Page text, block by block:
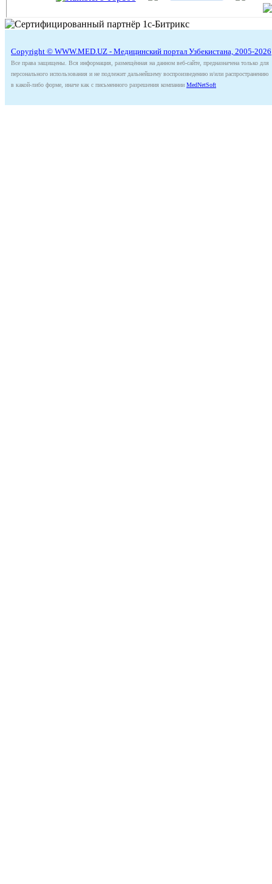
Copyright © WWW.MED.UZ - Медицинский портал Узбекистана, 2005-2026
Все права защищены. Вся информация, размещённая на данном веб-сайте, предназначена только для
персонального использования и не подлежит дальнейшему воспроизведению и/или распространению
в какой-либо форме, иначе как с письменного разрешения компании MedNetSoft